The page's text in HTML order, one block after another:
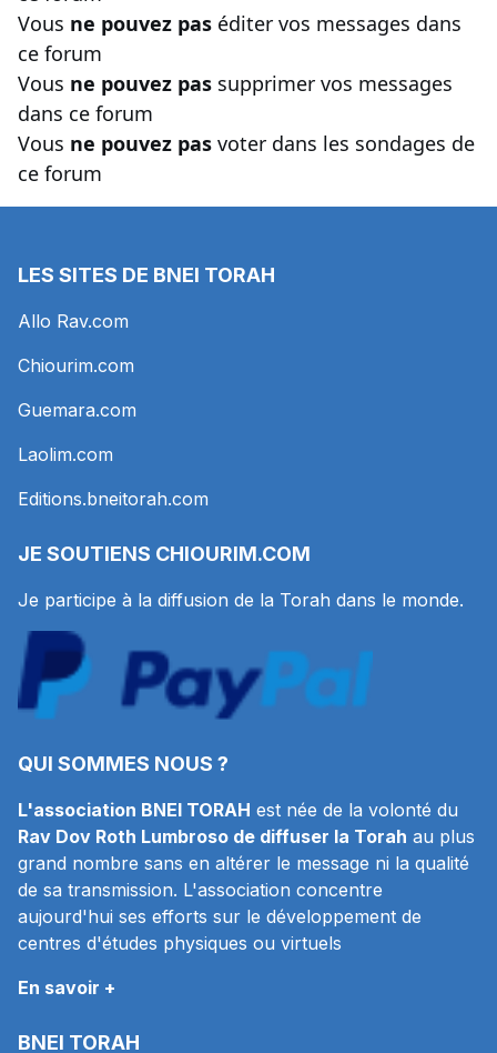
Vous ne pouvez pas éditer vos messages dans
ce forum
Vous ne pouvez pas supprimer vos messages
dans ce forum
Vous ne pouvez pas voter dans les sondages de
ce forum
LES SITES DE BNEI TORAH
Allo Rav.com
Chiourim.com
Guemara.com
Laolim.com
Editions.bneitorah.com
JE SOUTIENS CHIOURIM.COM
Je participe à la diffusion de la Torah dans le monde.
QUI SOMMES NOUS ?
L'association BNEI TORAH est née de la volonté du
Rav Dov Roth Lumbroso de diffuser la Torah au plus
grand nombre sans en altérer le message ni la qualité
de sa transmission. L'association concentre
aujourd'hui ses efforts sur le développement de
centres d'études physiques ou virtuels
En savoir +
BNEI TORAH